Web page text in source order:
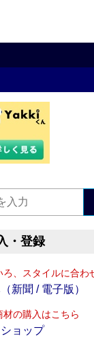
・登録
ろ、スタイルに合わ
新聞 / 電子版）
の購入はこちら
ョップ